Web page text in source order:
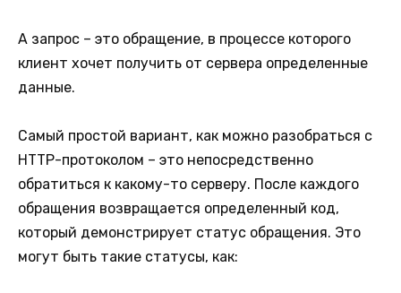
А запрос – это обращение, в процессе которого
клиент хочет получить от сервера определенные
данные.
Самый простой вариант, как можно разобраться с
HTTP-протоколом – это непосредственно
обратиться к какому-то серверу. После каждого
обращения возвращается определенный код,
который демонстрирует статус обращения. Это
могут быть такие статусы, как: